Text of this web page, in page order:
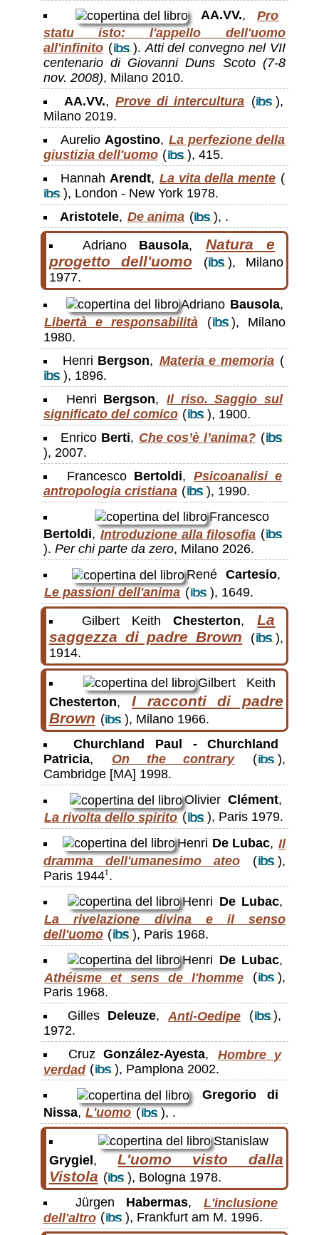
AA.VV., Pro
statu isto: l'appello dell'uomo
all'infinito ( ).Atti del convegno nel VII
centenario di Giovanni Duns Scoto (7-8
nov. 2008), Milano 2010.
AA.VV., Prove di intercultura (
),
Milano 2019.
Aurelio Agostino, La perfezione della
giustizia dell'uomo (
), 415.
Hannah Arendt, La vita della mente (
), London - New York 1978.
Aristotele, De anima (
), .
Adriano Bausola,
Natura e
progetto dell'uomo
(
), Milano
1977.
Adriano Bausola,
Libertà e responsabilità (
), Milano
1980.
Henri Bergson, Materia e memoria (
), 1896.
Henri Bergson, Il riso. Saggio sul
significato del comico (
), 1900.
Enrico Berti, Che cos’è l’anima? (
), 2007.
Francesco Bertoldi, Psicoanalisi e
antropologia cristiana (
), 1990.
Francesco
Bertoldi, Introduzione alla filosofia (
). Per chi parte da zero, Milano 2026.
RenéCartesio,
Le passioni dell'anima (
), 1649.
Gilbert Keith Chesterton,
La
saggezza di padre Brown
(
),
1914.
Gilbert Keith
Chesterton,
I racconti di padre
Brown (
), Milano 1966.
Churchland Paul - Churchland
Patricia, On the contrary (
),
Cambridge [MA] 1998.
Olivier Clément,
La rivolta dello spirito(
), Paris 1979.
Henri De Lubac, Il
dramma dell'umanesimo ateo (
),
Paris 19441 .
Henri De Lubac,
La rivelazione divina e il senso
dell'uomo (
), Paris 1968.
Henri De Lubac,
Athéisme et sens de l'homme (
),
Paris 1968.
Gilles Deleuze, Anti-Oedipe (
),
1972.
CruzGonzález-Ayesta, Hombre y
verdad (
), Pamplona 2002.
Gregorio di
Nissa, L'uomo (
), .
Stanislaw
Grygiel ,
L'uomo visto dalla
Vistola (
), Bologna 1978.
Jürgen Habermas, L'inclusione
dell'altro (
), Frankfurt am M. 1996.